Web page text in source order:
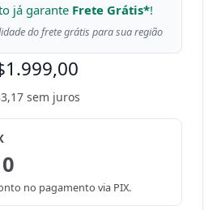
já garante Frete Grátis*!
do frete grátis para sua região
1.999,00
sem juros
no pagamento via PIX.